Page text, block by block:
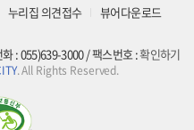
누리집 의견접수
뷰어다운로드
: 055)639-3000 / 팩스번호 :확인하기
. All Rights Reserved.